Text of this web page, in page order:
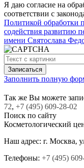
Я даю согласие на
соответствии с
Политикой обработки
содействия развитию
имени Святослава
Заполнить полную
Так же Вы можете
72, +7 (495) 609-28-02
Поиск по сайту
Косметологический
Наш адрес: г. Москва,
Телефоны: +7 (495)